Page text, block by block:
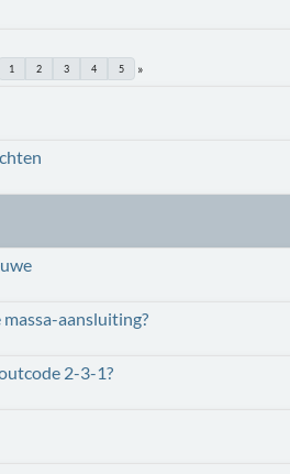
1 2 3 4 5
aansluiting?
2-3-1?